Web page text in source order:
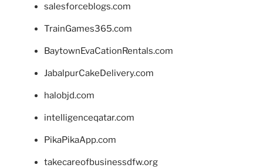
salesforceblogs.com
TrainGames365.com
BaytownEvaCationRentals.com
JabalpurCakeDelivery.com
halobjd.com
intelligenceqatar.com
PikaPikaApp.com
takecareofbusinessdfw.org